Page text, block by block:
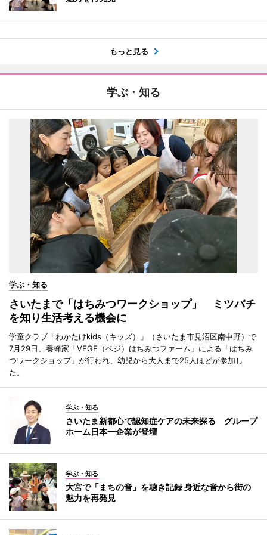
もっと見る
学ぶ・知る
学ぶ・知る
さいたまで「はちみつワークショップ」 ミツバチ
を知り生活考える機会に
学童クラブ「わかたけkids（キッズ）」（さいたま市見沼区南中野）で
7月29日、養蜂家「VEGE（ベジ）はちみつファーム」による「はちみ
つワークショップ」が行われ、幼児から大人まで25人ほどが参加し
た。
学ぶ・知る
さいたま新都心で認知症ケアの未来探る グループ
ホーム日本一企業が登壇
学ぶ・知る
大宮で「まちの音」を聴き記録 身近な音から街の
魅力を再発見